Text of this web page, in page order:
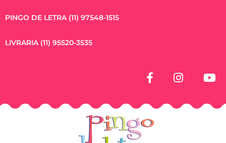
PINGO DE LETRA (11) 97548-1515
LIVRARIA (11) 95520-3535